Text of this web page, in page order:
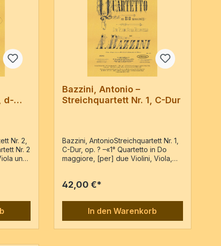
d-
Nr. 2,
Nr. 2
und
Bazzini, Antonio –
Streichquartett Nr. 1, C-Dur
Bazzini, AntonioStreichquartett Nr. 1,
C-Dur, op. ? –«1° Quartetto in Do
maggiore, [per] due Violini, Viola,
c18804 Stimmen / 80 Seiten
42,00 €*
In den Warenkorb